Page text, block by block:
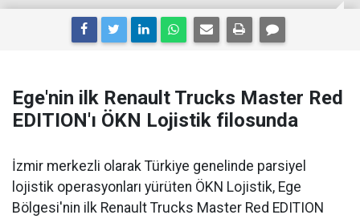
Ege'nin ilk Renault Trucks Master Red
EDITION'ı ÖKN Lojistik filosunda
İzmir merkezli olarak Türkiye genelinde parsiyel
lojistik operasyonları yürüten ÖKN Lojistik, Ege
Bölgesi'nin ilk Renault Trucks Master Red EDITION